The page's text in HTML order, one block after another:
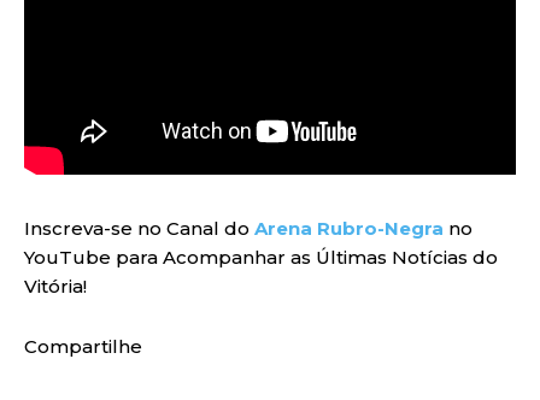
Inscreva-se no Canal do Arena Rubro-Negra no
YouTube para Acompanhar as Últimas Notícias do
Vitória!
Compartilhe